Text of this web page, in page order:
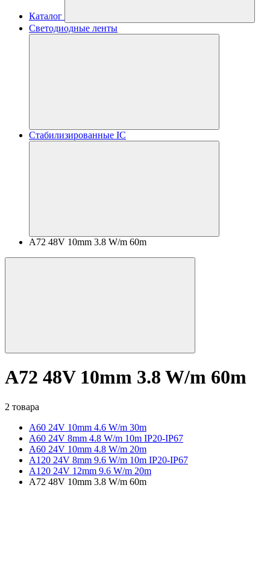
Каталог
Светодиодные ленты
Стабилизированные IC
A72 48V 10mm 3.8 W/m 60m
A72 48V 10mm 3.8 W/m 60m
2 товара
A60 24V 10mm 4.6 W/m 30m
A60 24V 8mm 4.8 W/m 10m IP20-IP67
A60 24V 10mm 4.8 W/m 20m
A120 24V 8mm 9.6 W/m 10m IP20-IP67
A120 24V 12mm 9.6 W/m 20m
A72 48V 10mm 3.8 W/m 60m